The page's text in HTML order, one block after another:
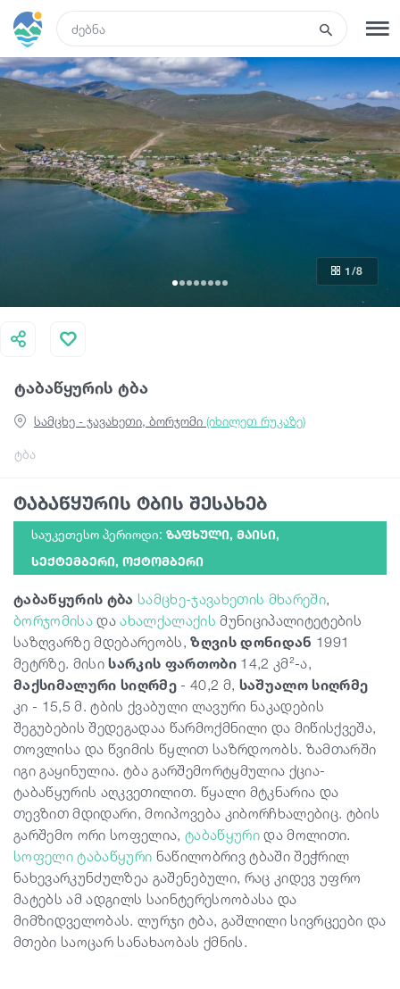
რეგისტრაცია შესვლა
ტურები
სასტუმროები
რა ვნახოთ
გიდები
საქართველო
ტაბაწყურის ტბა
ტბა
სამცხე - ჯავახეთი, ბორჯომი (იხილეთ რუკაზე)
1 /8
ტაბაწყურის ტბის შესახებ
საუკეთესო პერიოდი: ᲖᲐᲤᲮᲣᲚᲘ, ᲛᲐᲘᲡᲘ,
ᲡᲔᲥᲢᲔᲛᲑᲔᲠᲘ, ᲝᲥᲢᲝᲛᲑᲔᲠᲘ
ტაბაწყურის ტბა სამცხე-ჯავახეთის მხარეში,
ბორჯომისადაახალქალაქის მუნიციპალიტეტების
საზღვარზე მდებარეობს,ზღვის დონიდან 1991
მეტრზე. მისისარკის ფართობი 14,2 კმ²-ა,
მაქსიმალური სიღრმე- 40,2 მ, საშუალო სიღრმე
კი - 15,5 მ. ტბის ქვაბული ლავური ნაკადების
შეგუბებისშედეგადაა წარმოქმნილი და მიწისქვეშა,
თოვლისა და წვიმის წყლით საზრდოობს. ზამთარში
იგი გაყინულია. ტბა გარშემორტყმულია ქცია-
ტაბაწყურის აღკვეთილით. წყალი მტკნარია და
თევზით მდიდარი, მოიპოვება კიბორჩხალებიც. ტბის
გარშემო ორი სოფელია, ტაბაწყურიდა მოლითი.
სოფელი ტაბაწყური ნაწილობრივ ტბაში შეჭრილ
ნახევარკუნძულზეა გაშენებული, რაც კიდევ უფრო
მატებს ამ ადგილს საინტერესოობასა და
მიმზიდველობას. ლურჯი ტბა, გაშლილი სივრცეები და
მთები საოცარ სანახაობას ქმნის.